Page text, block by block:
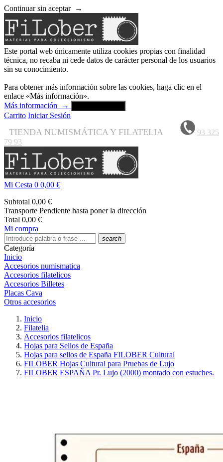
Continuar sin aceptar →
Este portal web únicamente utiliza cookies propias con finalidad
técnica, no recaba ni cede datos de carácter personal de los usuarios
sin su conocimiento.
Para obtener más información sobre las cookies, haga clic en el
enlace «Más información».
Más información
→
Carrito Iniciar Sesión
TIENDA NUMISMÁTICA Y FILATELIA
93 325
79 93
Mi Cesta 0 0,00 €
Subtotal 0,00 €
Transporte Pendiente hasta poner la dirección
Total 0,00 €
Mi compra
search
Categoría
Inicio
Accesorios numismatica
Accesorios filatelicos
Accesorios Billetes
Placas Cava
Otros accesorios
Inicio
Filatelia
Accesorios filatelicos
Hojas para Sellos de España
Hojas para sellos de España FILOBER Cultural
FILOBER Hojas Cultural para Pruebas de Lujo
FILOBER ESPAÑA Pr. Lujo (2000) montado con estuches.